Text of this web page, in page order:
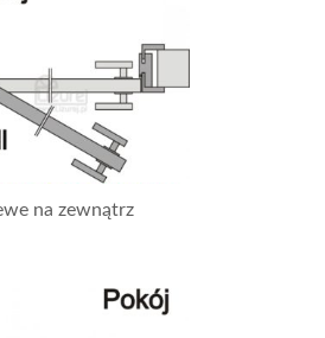
na zewnątrz